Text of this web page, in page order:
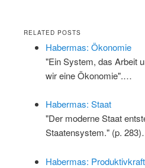
RELATED POSTS
Habermas: Ökonomie
"Ein System, das Arbeit
wir eine Ökonomie".…
Habermas: Staat
"Der moderne Staat
Staatensystem." (p.
Habermas: